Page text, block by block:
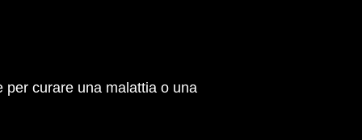
per curare una malattia o una